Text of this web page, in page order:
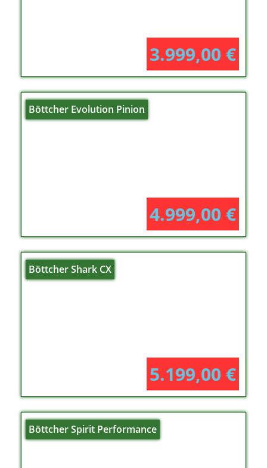
3.999,00 €
Böttcher Evolution Pinion
4.999,00 €
Böttcher Shark CX
5.199,00 €
Böttcher Spirit Performance